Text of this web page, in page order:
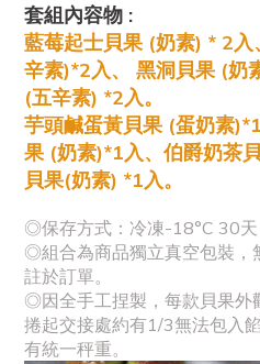
套組內容物 :
藍莓起士貝果 (奶素) * 2入、
辛素)*2入、 黑洞貝果 (奶
(五辛素) *2入。
芋頭鹹蛋黃貝果 (蛋奶素)*1
果 (奶素)*1入、伯爵奶茶
貝果(奶素) *1入。
◎保存方式：冷凍-18°C 30天
◎組合為商品獨立真空包裝，
註於訂單。
◎因全手工捏製，每款貝果外
捲起交接處約有1/3無法包入
有統一秤重。